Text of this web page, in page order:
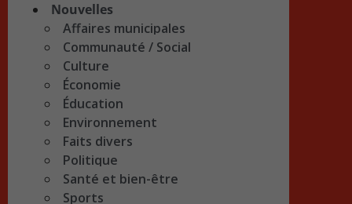
Nouvelles
Affaires municipales
Communauté / Social
Culture
Économie
Éducation
Environnement
Faits divers
Politique
Santé et bien-être
Sports